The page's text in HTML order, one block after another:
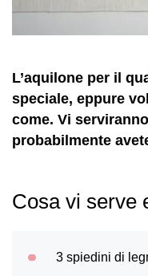
L’aquilone per il
speciale, eppure
come. Vi
probabilmente
Cosa vi serve
3 spiedini di